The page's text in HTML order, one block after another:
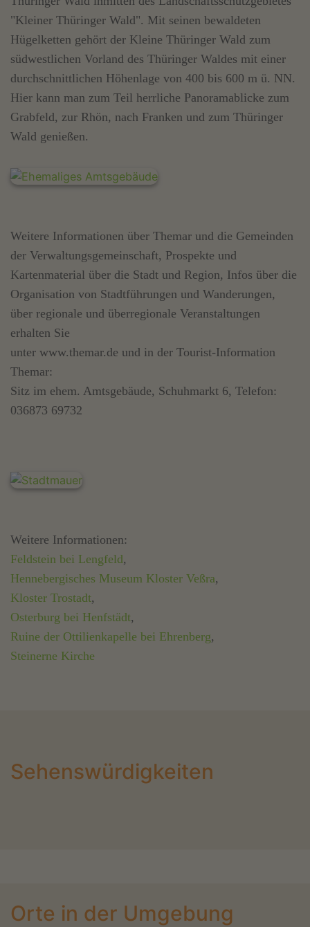
"Kleiner Thüringer Wald". Mit seinen bewaldeten
Hügelketten gehört der Kleine Thüringer Wald zum
südwestlichen Vorland des Thüringer Waldes mit einer
durchschnittlichen Höhenlage von 400 bis 600 m ü. NN.
Hier kann man zum Teil herrliche Panoramablicke zum
Grabfeld, zur Rhön, nach Franken und zum Thüringer
Wald genießen.
Weitere Informationen über Themar und die Gemeinden
der Verwaltungsgemeinschaft, Prospekte und
Kartenmaterial über die Stadt und Region, Infos über die
Organisation von Stadtführungen und Wanderungen,
über regionale und überregionale Veranstaltungen
erhalten Sie
unter www.themar.de und in der Tourist-Information
Themar:
Sitz im ehem. Amtsgebäude, Schuhmarkt 6, Telefon:
036873 69732
Weitere Informationen:
Feldstein bei Lengfeld,
Hennebergisches Museum Kloster Veßra,
Kloster Trostadt,
Osterburg bei Henfstädt,
Ruine der Ottilienkapelle bei Ehrenberg,
Steinerne Kirche
Sehenswürdigkeiten
Orte in der Umgebung